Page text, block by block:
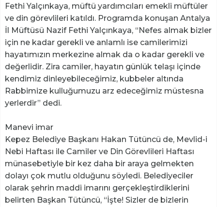
Fethi Yalçınkaya, müftü yardımcıları emekli müftüler
ve din görevlileri katıldı. Programda konuşan Antalya
İl Müftüsü Nazif Fethi Yalçınkaya, “Nefes almak bizler
için ne kadar gerekli ve anlamlı ise camilerimizi
hayatımızın merkezine almak da o kadar gerekli ve
değerlidir. Zira camiler, hayatın günlük telaşı içinde
kendimiz dinleyebileceğimiz, kubbeler altında
Rabbimize kulluğumuzu arz edeceğimiz müstesna
yerlerdir” dedi.
Manevi imar
Kepez Belediye Başkanı Hakan Tütüncü de, Mevlid-i
Nebi Haftası ile Camiler ve Din Görevlileri Haftası
münasebetiyle bir kez daha bir araya gelmekten
dolayı çok mutlu olduğunu söyledi. Belediyeciler
olarak şehrin maddi imarını gerçekleştirdiklerini
belirten Başkan Tütüncü, “İşte! Sizler de bizlerin